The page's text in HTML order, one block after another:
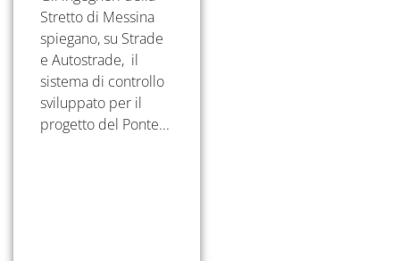
Stretto di Messina
spiegano, su Strade
e Autostrade, il
sistema di controllo
sviluppato per il
progetto del Ponte...